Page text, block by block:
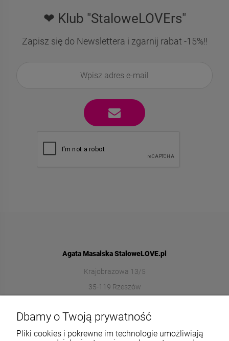
❤ Klub "StaloweLOVErs"
Zapisz się do Newslettera i zgarnij rabat -15%!!
Agata Masalska StaloweLOVE.pl
Krajobrazowa 13/5
35-119 Rzeszów
572989669
Dbamy o Twoją prywatność
Pliki cookies i pokrewne im technologie umożliwiają